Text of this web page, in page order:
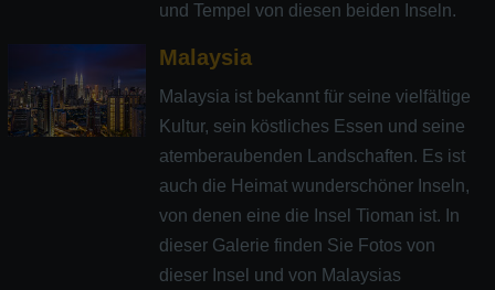
und Tempel von diesen beiden Inseln.
Malaysia
Malaysia ist bekannt für seine vielfältige
Kultur, sein köstliches Essen und seine
atemberaubenden Landschaften. Es ist
auch die Heimat wunderschöner Inseln,
von denen eine die Insel Tioman ist. In
dieser Galerie finden Sie Fotos von
dieser Insel und von Malaysias